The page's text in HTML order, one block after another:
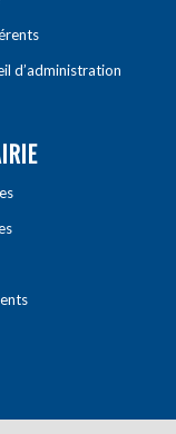
d’administration